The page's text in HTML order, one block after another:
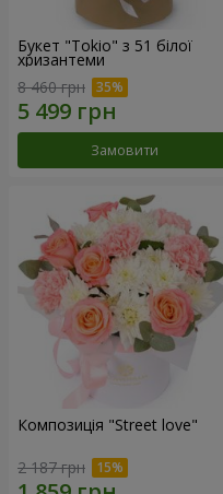
Букет "Tokio" з 51 білої
хризантеми
8 460 грн
Замовити
Композиція "Street love"
2 187 грн